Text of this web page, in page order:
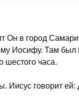
Он в город
Иосифу. Там был
шестого часа.
Иисус говорит ей: